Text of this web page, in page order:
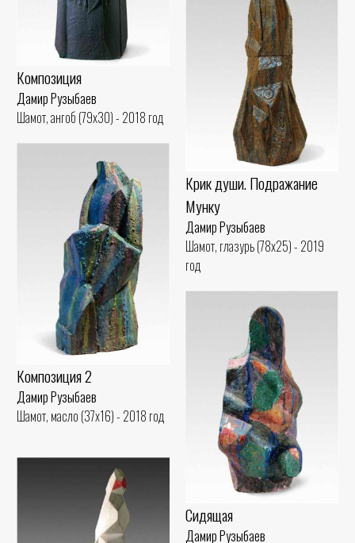
Композиция
Дамир Рузыбаев
Шамот, ангоб (79x30) - 2018 год
Крик души. Подражание
Мунку
Дамир Рузыбаев
Шамот, глазурь (78x25) - 2019
год
Композиция 2
Дамир Рузыбаев
Шамот, масло (37x16) - 2018 год
Сидящая
Дамир Рузыбаев